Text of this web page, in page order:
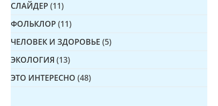
СЛАЙДЕР (11)
ФОЛЬКЛОР (11)
ЧЕЛОВЕК И ЗДОРОВЬЕ (5)
ЭКОЛОГИЯ (13)
ЭТО ИНТЕРЕСНО (48)